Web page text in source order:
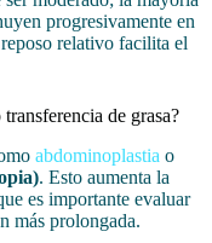
progresivamente en
relativo facilita el
de grasa?
abdominoplastia o
. Esto aumenta la
es importante evaluar
más prolongada.